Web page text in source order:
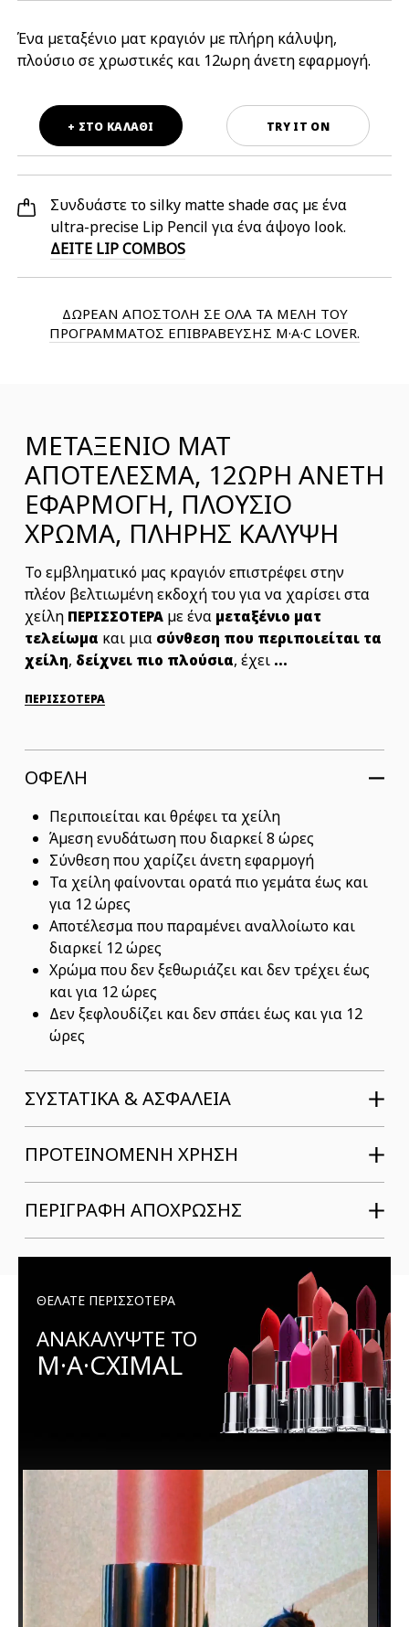
Ένα μεταξένιο ματ κραγιόν με πλήρη κάλυψη,
πλούσιο σε χρωστικές και 12ωρη άνετη εφαρμογή.
Συνδυάστε το silky matte shade σας με ένα
ΔΕΙΤΕ LIP COMBOS
TRY IT ON
+ ΣΤΟ ΚΑΛΑΘΙ
ΔΩΡΕΑΝ ΑΠΟΣΤΟΛΗ ΣΕ ΟΛΑ ΤΑ ΜΕΛΗ ΤΟΥ
ΠΡΟΓΡΑΜΜΑΤΟΣ ΕΠΙΒΡΑΒΕΥΣΗΣ M·A·C LOVER.
ΜΕΤΑΞΕΝΙΟ ΜΑΤ
ΑΠΟΤΕΛΕΣΜΑ, 12ΩΡΗ ΑΝΕΤΗ
ΕΦΑΡΜΟΓΗ, ΠΛΟΥΣΙΟ
ΧΡΩΜΑ, ΠΛΗΡΗΣ ΚΑΛΥΨΗ
Το εμβληματικό μας κραγιόν επιστρέφει στην
πλέον βελτιωμένη εκδοχή του για να χαρίσει στα
χείλη ΠΕΡΙΣΣΟΤΕΡΑ με ένα μεταξένιο ματ
τελείωμα και μια σύνθεση που περιποιείται τα
χείλη, δείχνει πιο πλούσια, έχει ...
ΠΕΡΙΣΣΟΤΕΡΑ
ΟΦΕΛΗ
Περιποιείται και θρέφει τα χείλη
Άμεση ενυδάτωση που διαρκεί 8 ώρες
Σύνθεση που χαρίζει άνετη εφαρμογή
Τα χείλη φαίνονται ορατά πιο γεμάτα έως και
για 12 ώρες
Αποτέλεσμα που παραμένει αναλλοίωτο και
διαρκεί 12 ώρες
Χρώμα που δεν ξεθωριάζει και δεν τρέχει έως
και για 12 ώρες
Δεν ξεφλουδίζει και δεν σπάει έως και για 12
ώρες
ΣΥΣΤΑΤΙΚΆ & ΑΣΦΆΛΕΙΑ
ΠΡΟΤΕΙΝΟΜΕΝΗ ΧΡΗΣΗ
ΠΕΡΙΓΡΑΦΗ ΑΠΟΧΡΩΣΗΣ
ΘΕΛΑΤΕ ΠΕΡΙΣΣΟΤΕΡΑ
ΑΝΑΚΑΛΥΨΤΕ ΤΟ
M·A·CXIMAL